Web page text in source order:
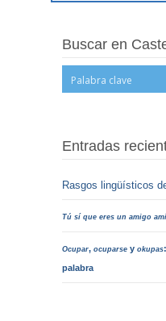
Buscar en
Entradas
Rasgos lingüísticos
Tú sí que eres un amigo
Ocupar,ocuparse yokupas
palabra